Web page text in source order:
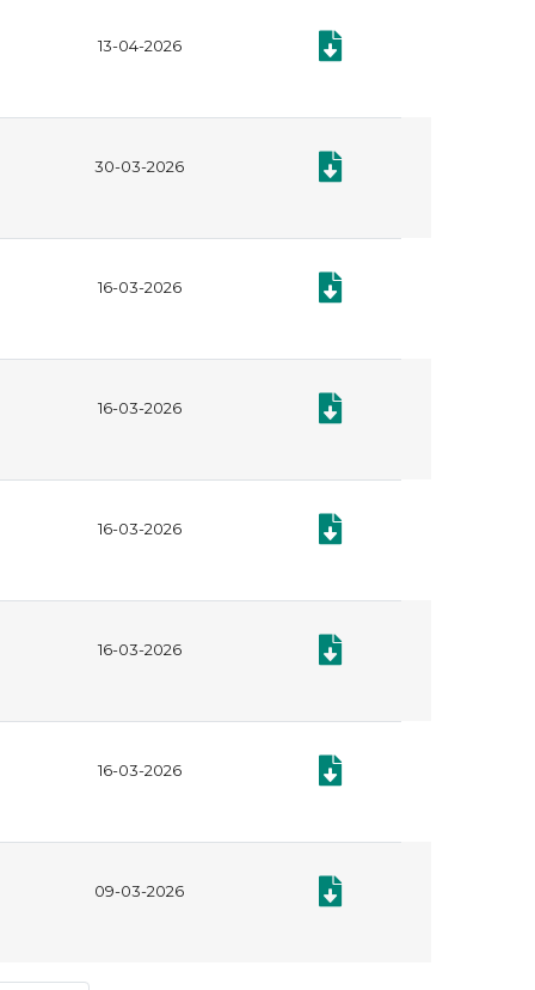
13-04-2026 Documento: Certificado
30-03-2026 Documento: Certificado
16-03-2026 Documento:
16-03-2026 Documento:
16-03-2026 Documento:
16-03-2026 Documento:
16-03-2026 Documento:
09-03-2026 Documento: